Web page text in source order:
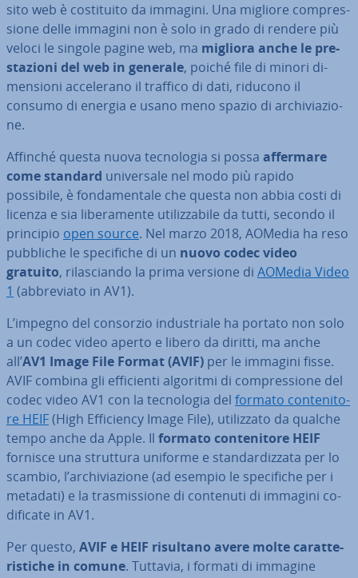
sito web è co­sti­tui­to da immagini. Una migliore com­pres­
sio­ne delle immagini non è solo in grado di rendere più
veloci le singole pagine web, ma migliora anche le pre­
sta­zio­ni del web in generale, poiché file di minori di­
men­sio­ni ac­ce­le­ra­no il traffico di dati, riducono il
consumo di energia e usano meno spazio di ar­chi­via­zio­
ne.
Affinché questa nuova tec­no­lo­gia si possa affermare
come standard uni­ver­sa­le nel modo più rapido
possibile, è fon­da­men­ta­le che questa non abbia costi di
licenza e sia li­be­ra­men­te uti­liz­za­bi­le da tutti, secondo il
principio open source. Nel marzo 2018, AOMedia ha reso
pubbliche le spe­ci­fi­che di un nuovo codec video
gratuito, ri­la­scian­do la prima versione di AOMedia Video
1 (ab­bre­via­to in AV1).
L’impegno del consorzio in­du­stria­le ha portato non solo
a un codec video aperto e libero da diritti, ma anche
all’AV1 Image File Format (AVIF) per le immagini fisse.
AVIF combina gli ef­fi­cien­ti algoritmi di com­pres­sio­ne del
codec video AV1 con la tec­no­lo­gia del formato con­te­ni­to­
re HEIF(High Ef­fi­cien­cy Image File), uti­liz­za­to da qualche
tempo anche da Apple. Il formato con­te­ni­to­re HEIF
fornisce una struttura uniforme e stan­dar­diz­za­ta per lo
scambio, l’ar­chi­via­zio­ne (ad esempio le spe­ci­fi­che per i
metadati) e la tra­smis­sio­ne di contenuti di immagini co­
di­fi­ca­te in AV1.
Per questo, AVIF e HEIF risultano avere molte ca­rat­te­
ri­sti­che in comune. Tuttavia, i formati di immagine